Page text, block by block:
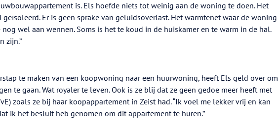
is. Els hoefde niets tot weinig aan de woning te doen. Het
Er is geen sprake van geluidsoverlast. Het warmtenet waar de woning
wel aan wennen. Soms is het te koud in de huiskamer en te warm in de hal.
zijn.”
te maken van een koopwoning naar een huurwoning, heeft Els geld over om
te gaan. Wat royaler te leven. Ook is ze blij dat ze geen gedoe meer heeft met
zoals ze bij haar koopappartement in Zeist had. “Ik voel me lekker vrij en kan
ik het besluit heb genomen om dit appartement te huren.”